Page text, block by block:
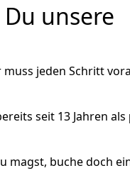
unsere
jeden Schritt
seit 13 Jahren als
magst, buche doch